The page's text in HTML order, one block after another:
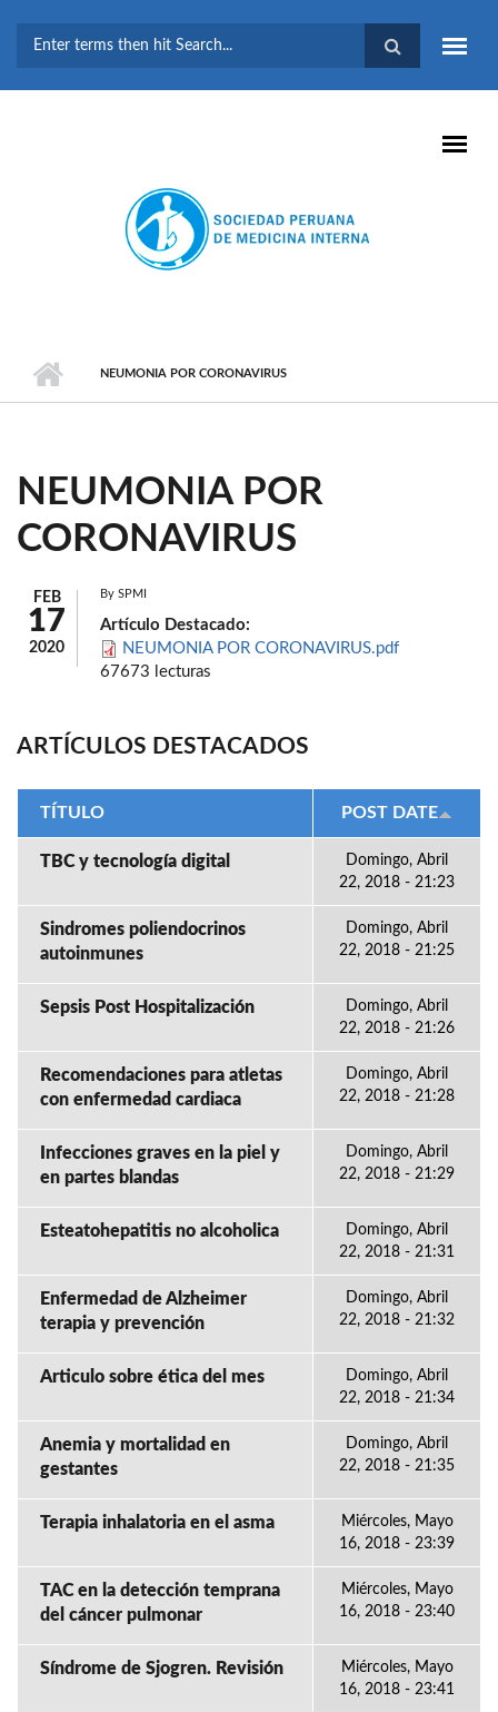
BÚSQUEDA
NEUMONIA POR CORONAVIRUS
NEUMONIA POR
CORONAVIRUS
FEB
17
2020
By SPMI
Artículo Destacado:
NEUMONIA POR CORONAVIRUS.pdf
67673 lecturas
ARTÍCULOS DESTACADOS
TÍTULO POST DATE
TBC y tecnología digital
Domingo, Abril
22, 2018 - 21:23
Sindromes poliendocrinos
autoinmunes
Domingo, Abril
22, 2018 - 21:25
Sepsis Post Hospitalización
Domingo, Abril
22, 2018 - 21:26
Recomendaciones para atletas
con enfermedad cardiaca
Domingo, Abril
22, 2018 - 21:28
Infecciones graves en la piel y
en partes blandas
Domingo, Abril
22, 2018 - 21:29
Esteatohepatitis no alcoholica
Domingo, Abril
22, 2018 - 21:31
Enfermedad de Alzheimer
terapia y prevención
Domingo, Abril
22, 2018 - 21:32
Articulo sobre ética del mes
Domingo, Abril
22, 2018 - 21:34
Anemia y mortalidad en
gestantes
Domingo, Abril
22, 2018 - 21:35
Terapia inhalatoria en el asma
Miércoles, Mayo
16, 2018 - 23:39
TAC en la detección temprana
del cáncer pulmonar
Miércoles, Mayo
16, 2018 - 23:40
Síndrome de Sjogren. Revisión
Miércoles, Mayo
16, 2018 - 23:41